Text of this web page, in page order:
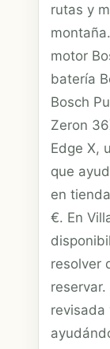
rutas y
motor
batería
Bosch
Zeron
Edge X,
que
en
€. En
resolver
revisada